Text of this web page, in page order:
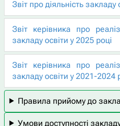
Звіт про діяльність закладу
Звіт керівника про
закладу освіти у 2025 році
Звіт керівника про
закладу освіти у 2021-2024
Правила прийому до
Умови доступності